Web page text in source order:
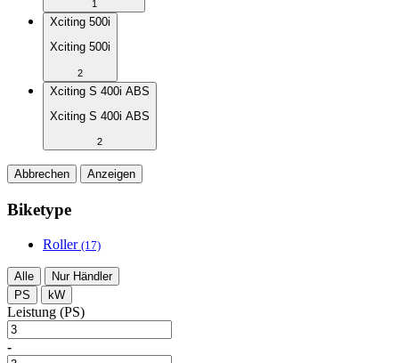
1
Xciting 500i
Xciting 500i
2
Xciting S 400i ABS
Xciting S 400i ABS
2
Abbrechen Anzeigen
Biketype
Roller (17)
Alle
Nur Händler
PS
kW
Leistung (PS)
-